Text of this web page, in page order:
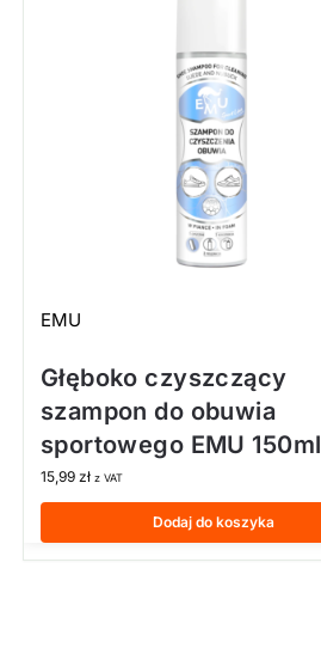
EMU
Głęboko czyszczący
szampon do obuwia
sportowego EMU 150ml
15,99 zł z VAT
Dodaj do koszyka